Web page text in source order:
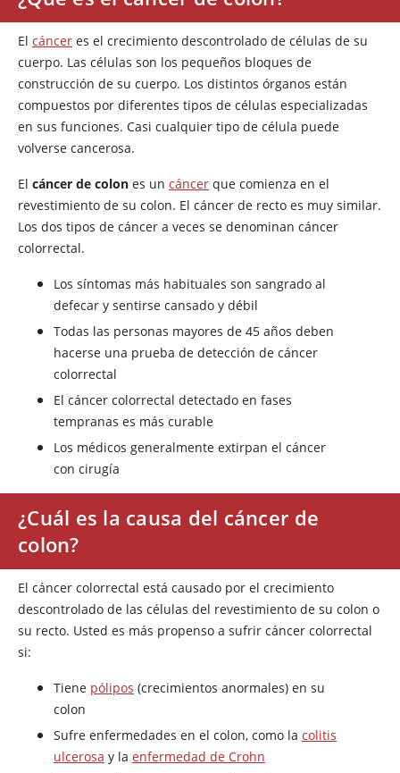
El cáncer es el crecimiento descontrolado de células de su
cuerpo. Las células son los pequeños bloques de
construcción de su cuerpo. Los distintos órganos están
compuestos por diferentes tipos de células especializadas
en sus funciones. Casi cualquier tipo de célula puede
volverse cancerosa.
El cáncer de colon es un cáncer que comienza en el
revestimiento de su colon. El cáncer de recto es muy similar.
Los dos tipos de cáncer a veces se denominan cáncer
colorrectal.
Los síntomas más habituales son sangrado al
defecar y sentirse cansado y débil
Todas las personas mayores de 45 años deben
hacerse una prueba de detección de cáncer
colorrectal
El cáncer colorrectal detectado en fases
tempranas es más curable
Los médicos generalmente extirpan el cáncer
con cirugía
¿Cuál es la causa del cáncer de
colon?
El cáncer colorrectal está causado por el crecimiento
descontrolado de las células del revestimiento de su colon o
su recto. Usted es más propenso a sufrir cáncer colorrectal
si:
Tiene pólipos (crecimientos anormales) en su
colon
Sufre enfermedades en el colon, como la colitis
ulcerosa y la enfermedad de Crohn